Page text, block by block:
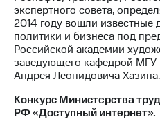
экспертного совета,
2014 году вошли известные
политики и бизнеса под
Российской академии
заведующего кафедрой
Андрея Леонидовича Хазина.
Конкурс Министерства
РФ «Доступный интернет».